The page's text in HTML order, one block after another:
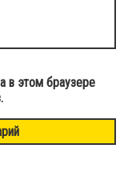
в этом браузере